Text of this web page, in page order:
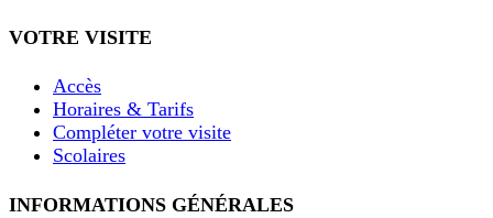
VOTRE VISITE
Accès
Horaires & Tarifs
Compléter votre visite
Scolaires
INFORMATIONS GÉNÉRALES